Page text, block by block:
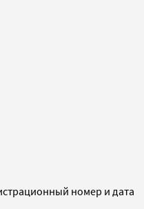
номер и дата